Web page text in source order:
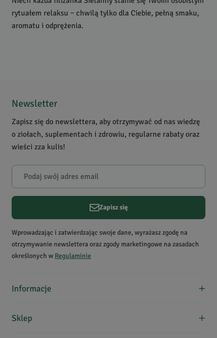
rytuałem relaksu – chwilą tylko dla Ciebie, pełną smaku,
aromatu i odprężenia.
Newsletter
Zapisz się do newslettera, aby otrzymywać od nas wiedzę
o ziołach, suplementach i zdrowiu, regularne rabaty oraz
wieści zza kulis!
Zapisz się
Wprowadzając i zatwierdzając swoje dane, wyrażasz zgodę na
otrzymywanie newslettera oraz zgody marketingowe na zasadach
określonych w Regulaminie
Informacje
Formy płatności
Sklep